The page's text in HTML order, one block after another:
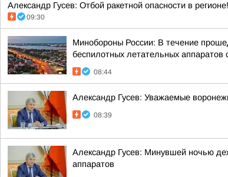
Александр Гусев: Отбой ракетной опасности в
09:30
Минобороны России: В течение
беспилотных летательных аппаратов
08:44
Александр Гусев: Уважаемые
08:39
Александр Гусев: Минувшей ночью
аппаратов